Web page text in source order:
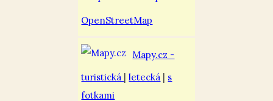
OpenStreetMap
Mapy.cz -
turistická |letecká | s
fotkami